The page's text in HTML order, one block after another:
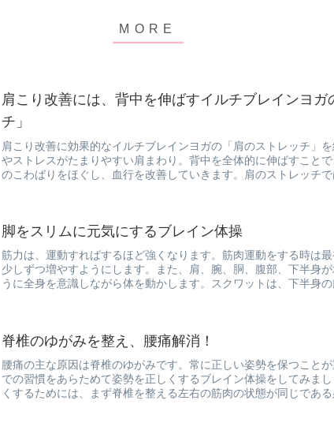
肩こり改善には、背中を伸ばすイルチブレインヨガ
チ」
肩こり改善に効果的なイルチブレインヨガの「肩のストレッチ」
やストレスがたまりやすい肩まわり。背中を全体的に伸ばすこと
のこわばりをほぐし、血行を改善していきます。肩のストレッチで
脚をスリムに元気にするブレイン体操
筋力は、運動すればするほど強くなります。筋肉運動をする時は
少しずつ増やすようにします。また、肩、腕、胴、腹部、下半身
うに全身を意識しながら体を動かします。スクワットは、下半身
脊椎のゆがみを整え、腰痛解消！
腰痛の主な原因は脊椎のゆがみです。常に正しい姿勢を保つこと
での習慣をあらためて姿勢を正しくするブレイン体操をしてみま
くするためには、まず脊椎を整える左右の筋肉の状態が同じである